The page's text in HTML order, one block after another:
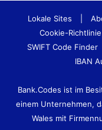
Lokale Sites
Cookie-Richtlinie
SWIFT Code Finder
IBAN
Bank.Codes ist im
einem Unternehmen,
Wales mit